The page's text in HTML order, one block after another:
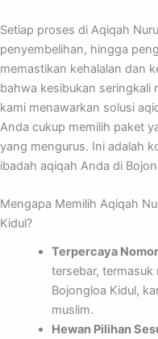
Setiap proses di Aqiqah
penyembelihan, hingga
memastikan kehalalan dan
bahwa kesibukan seringkali
kami menawarkan solusi
Anda cukup memilih paket
yang mengurus. Ini adalah
ibadah aqiqah Anda di
Mengapa Memilih Aqiqah
Kidul?
Terpercaya
tersebar, termasuk
Bojongloa Kidul,
muslim.
Hewan Pilihan